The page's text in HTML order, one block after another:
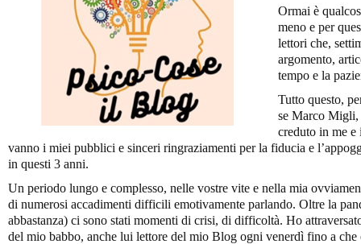
Ormai è
meno e per
lettori che,
argomento,
tempo e la
Tutto questo,
se Marco Migli,
creduto in me e
vanno i miei pubblici e sinceri ringraziamenti per la fiducia e
in questi 3 anni.
Un periodo lungo e complesso, nelle vostre vite e nella mia
di numerosi accadimenti difficili emotivamente parlando. Oltre la
abbastanza) ci sono stati momenti di crisi, di difficoltà. Ho
del mio babbo, anche lui lettore del mio Blog ogni venerdì fino a